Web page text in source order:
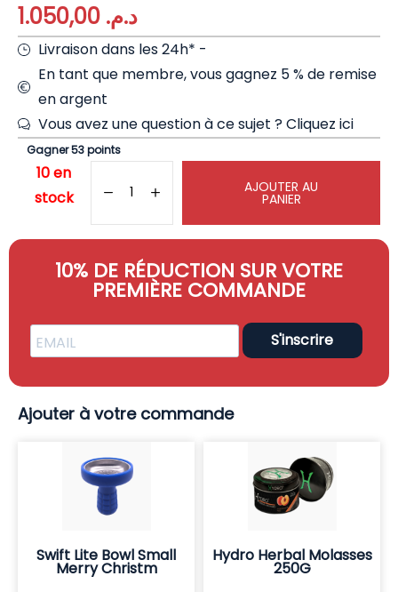
د.م.
Livraison dans les 24h* -
En tant que membre, vous gagnez 5 % de remise
en argent
Vous avez une question à ce sujet ?Cliquez ici
Gagner 53 points
10 en
stock
AJOUTER AU
PANIER
10% DE RÉDUCTION SUR VOTRE
PREMIÈRE COMMANDE
S'inscrire
Ajouter à votre commande
Swift Lite Bowl Small
Merry Christm
Hydro Herbal Molasses
250G